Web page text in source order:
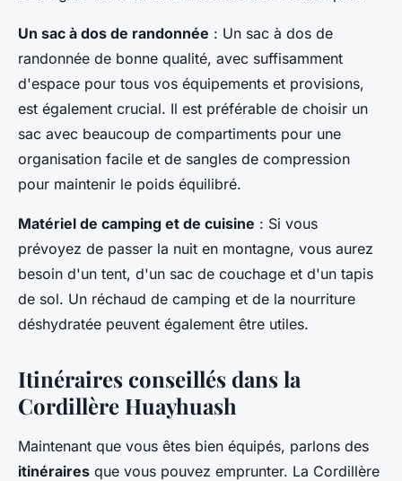
Un sac à dos de randonnée : Un sac à dos de
randonnée de bonne qualité, avec suffisamment
d'espace pour tous vos équipements et provisions,
est également crucial. Il est préférable de choisir un
sac avec beaucoup de compartiments pour une
organisation facile et de sangles de compression
pour maintenir le poids équilibré.
Matériel de camping et de cuisine : Si vous
prévoyez de passer la nuit en montagne, vous aurez
besoin d'un tent, d'un sac de couchage et d'un tapis
de sol. Un réchaud de camping et de la nourriture
déshydratée peuvent également être utiles.
Itinéraires conseillés dans la
Cordillère Huayhuash
Maintenant que vous êtes bien équipés, parlons des
itinéraires que vous pouvez emprunter. La Cordillère